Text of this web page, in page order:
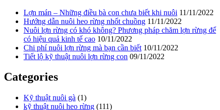
Lợn mán – Những điều bà con chưa biết khi nuôi 11/11/2022
Hướng dẫn nuôi heo rừng nhốt chuồng 11/11/2022
Nuôi lợn rừng có khó không? Phương pháp chăm lợn rừng để
có hiệu quả kinh tế cao 10/11/2022
Chi phí nuôi lợn rừng mà bạn cần biết 10/11/2022
Tiết lộ kỹ thuật nuôi lợn rừng con 09/11/2022
Categories
Kỹ thuật nuôi gà (1)
kỹ thuật nuôi heo rừng (111)